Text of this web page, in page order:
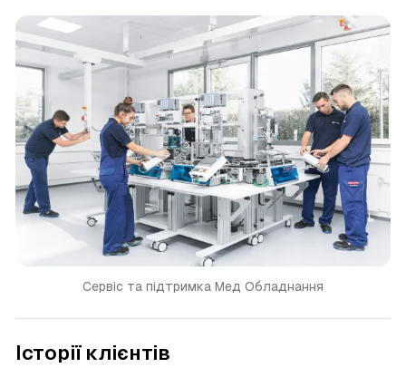
Сервіс та підтримка Мед Обладнання
Історії клієнтів